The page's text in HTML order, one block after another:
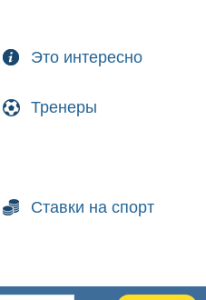
Это интересно
Тренеры
Ставки на спорт